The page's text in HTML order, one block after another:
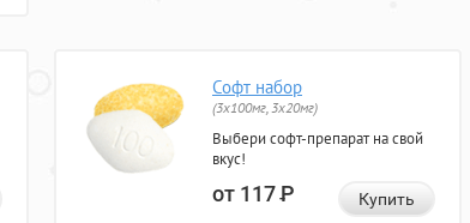
Софт набор
(3x100мг, 3x20мг)
Выбери софт-препарат на свой
вкус!
от 117Р Купить